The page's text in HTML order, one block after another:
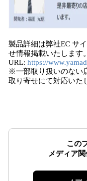
製品詳細は弊社EC サ
せ情報掲載いたします。
URL: https://
※一部取り扱いのない
取り寄せにて対応いた
この
メディア